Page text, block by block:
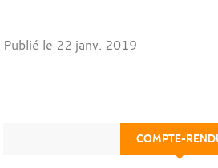
Publié le 22 janv. 2019
COMPTE-